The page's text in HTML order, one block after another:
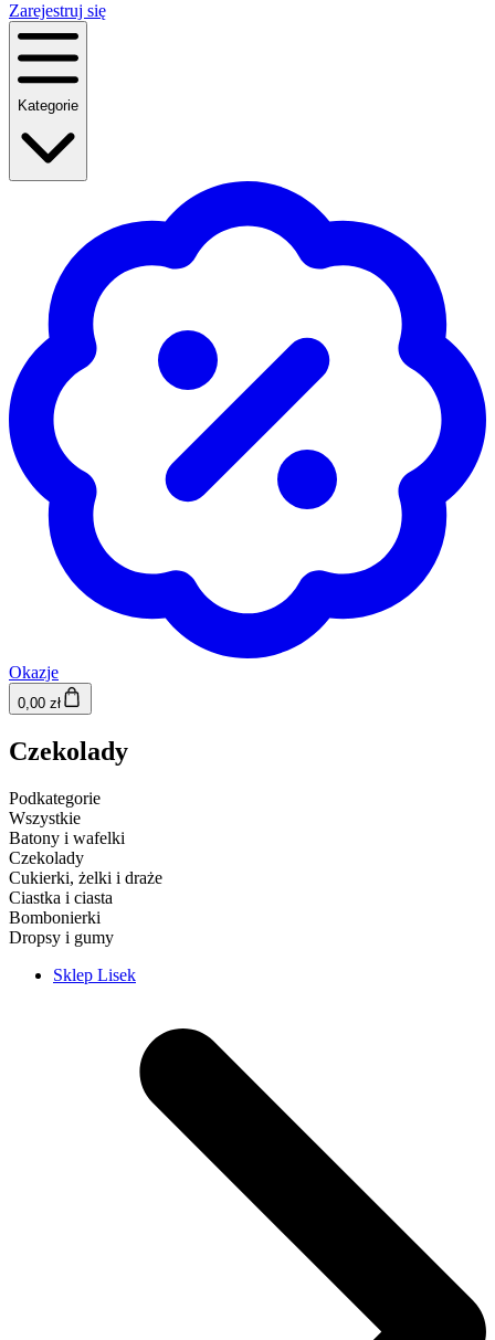
Zarejestruj się
Kategorie
Okazje
0,00 zł
Czekolady
Podkategorie
Wszystkie
Batony i wafelki
Czekolady
Cukierki, żelki i draże
Ciastka i ciasta
Bombonierki
Dropsy i gumy
Sklep Lisek